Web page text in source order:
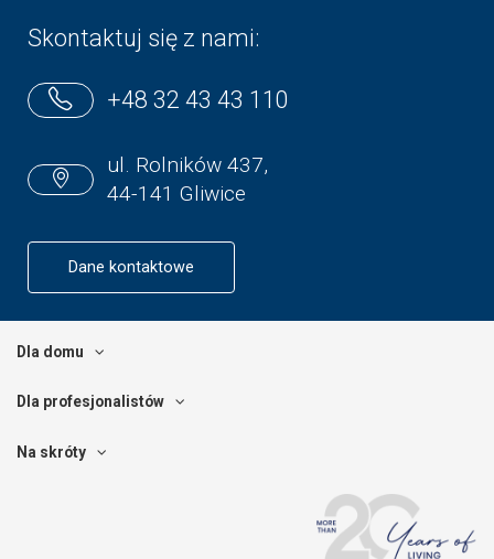
Skontaktuj się z nami:
+48 32 43 43 110
ul. Rolników 437,
44-141 Gliwice
Dane kontaktowe
Dla domu
Dla profesjonalistów
Na skróty